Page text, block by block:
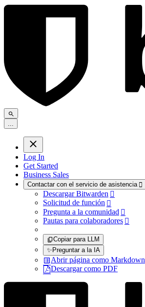
Log In
Get Started
Business Sales
Contactar con el servicio de asistencia 
Descargar Bitwarden 
Solicitud de función 
Pregunta a la comunidad 
Pautas para colaboradores 
Copiar para LLM
✨Preguntar a la IA
Abrir página como Markdown
Descargar como PDF